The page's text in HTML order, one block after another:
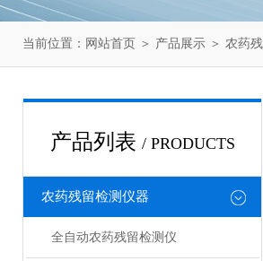
当前位置： 网站首页 ＞ 产品展示 ＞ 农药
产品列表 / PRODUCTS
农药残留检测仪器
全自动农药残留检测仪